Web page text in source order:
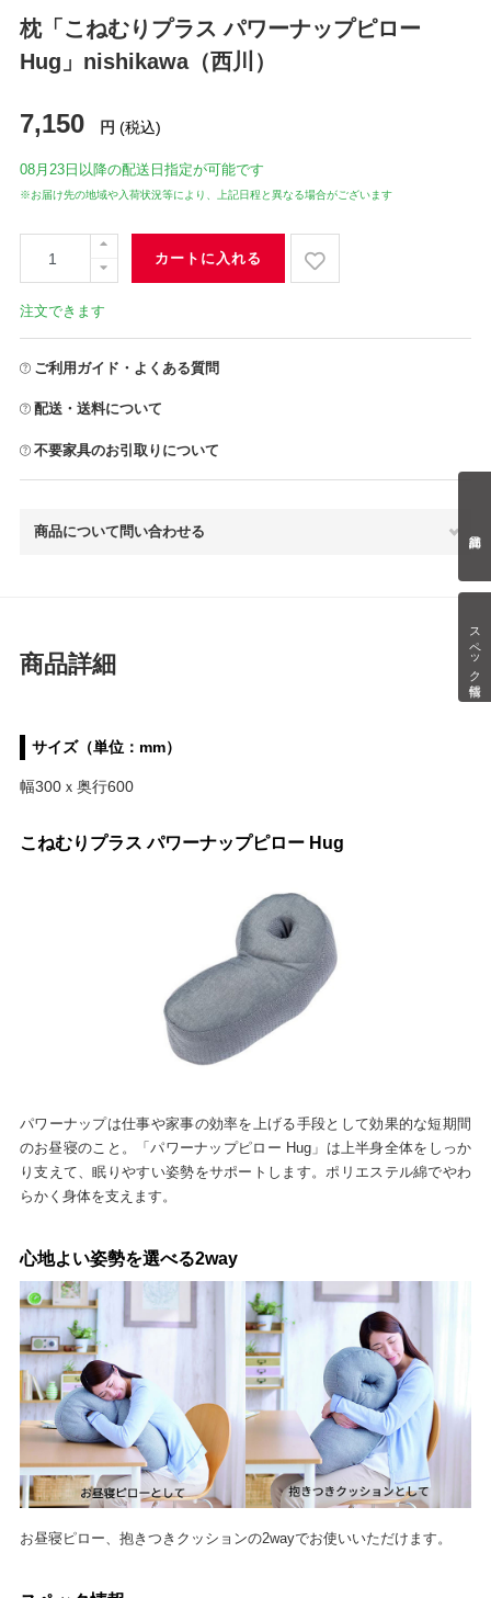
スペック情報
枕「こねむりプラス パワーナップピロー
Hug」nishikawa（西川）
7,150 円 (税込)
08月23日 以降の配送日指定が可能です
※お届け先の地域や入荷状況等により、上記日程と異なる場合がございます
カートに入れる
注文できます
ご利用ガイド・よくある質問
配送・送料について
不要家具のお引取りについて
商品について問い合わせる
商品詳細
サイズ（単位：mm）
幅300ｘ奥行600
こねむりプラス パワーナップピロー Hug
パワーナップは仕事や家事の効率を上げる手段として効果的な短期間
のお昼寝のこと。「パワーナップピロー Hug」は上半身全体をしっか
り支えて、眠りやすい姿勢をサポートします。ポリエステル綿でやわ
らかく身体を支えます。
心地よい姿勢を選べる2way
お昼寝ピロー、抱きつきクッションの2wayでお使いいただけます。